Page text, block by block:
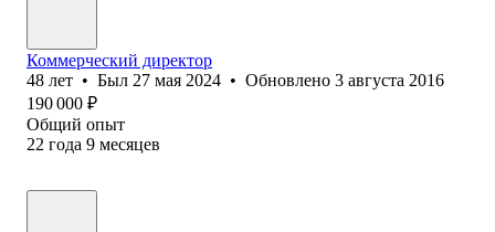
Коммерческий директор
48 лет • Был 27 мая 2024 • Обновлено 3 августа 2016
190 000 ₽
Общий опыт
22 года 9 месяцев